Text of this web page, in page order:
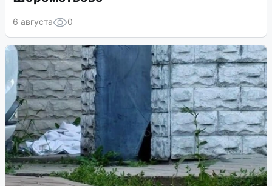
6 августа 0